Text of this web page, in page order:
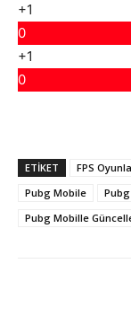
+1
0
+1
0
ETIKET FPS
Pubg Mobile
Pubg Mobille